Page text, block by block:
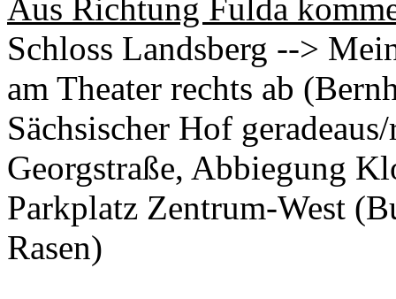
Aus Richtung Fulda
Schloss Landsberg -->
am Theater rechts ab
Sächsischer Hof
Georgstraße, Abbiegung
Parkplatz Zentrum-West
Rasen)